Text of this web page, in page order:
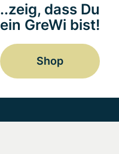
..zeig, dass Du
ein GreWi bist!
Shop